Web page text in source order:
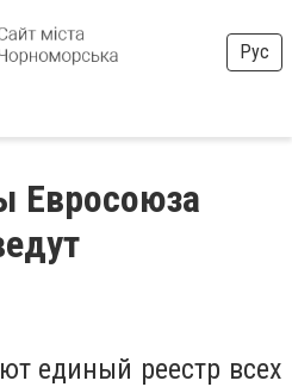
Рус
Евросоюза
единый реестр всех